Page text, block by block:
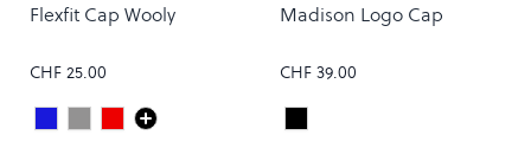
Flexfit Cap Wooly
CHF 25.00
Colour
Dark Navy
GreyMaroon
Madison Logo Cap
CHF 39.00
Colour
Black/White